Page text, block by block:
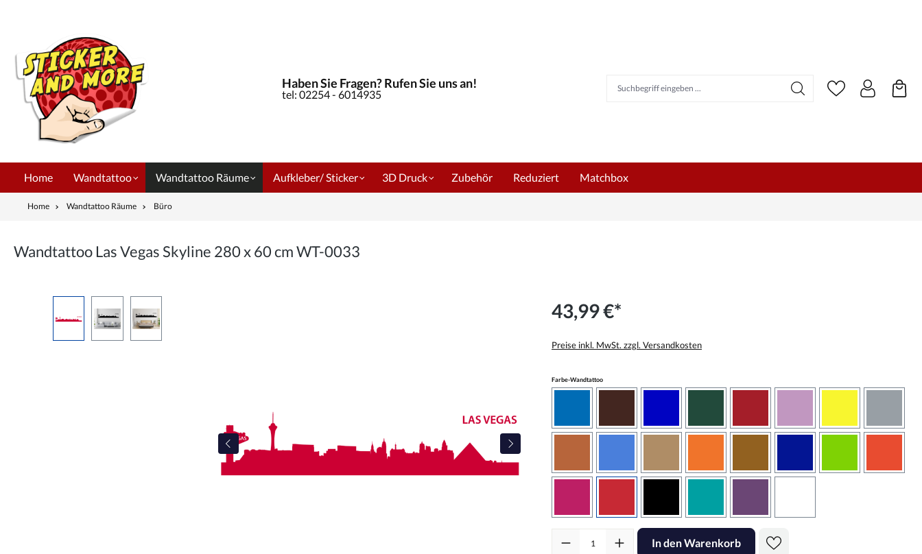
Haben Sie Fragen? Rufen Sie uns an!
tel: 02254 - 6014935
Home Wandtattoo Wandtattoo Räume Aufkleber/ Sticker 3D Druck Zubehör Reduziert Matchbox
Home Wandtattoo Räume Büro
Wandtattoo Las Vegas Skyline 280 x 60 cm WT-0033
43,99 €*
Preise inkl. MwSt. zzgl. Versandkosten
Farbe-Wandtattooauswählen
Produkt Anzahl: Gib den gewünschten Wert ein oder benutze die Schaltflächen
In den Warenkorb